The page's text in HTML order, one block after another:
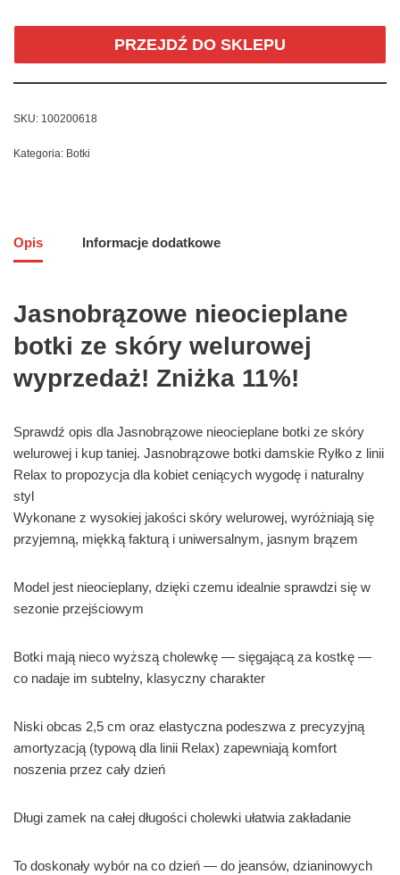
PRZEJDŹ DO SKLEPU
SKU: 100200618
Kategoria: Botki
Opis Informacje dodatkowe
Jasnobrązowe nieocieplane
botki ze skóry welurowej
wyprzedaż! Zniżka 11%!
Sprawdź opis dla Jasnobrązowe nieocieplane botki ze skóry
welurowej i kup taniej. Jasnobrązowe botki damskie Ryłko z linii
Relax to propozycja dla kobiet ceniących wygodę i naturalny
styl
Wykonane z wysokiej jakości skóry welurowej, wyróżniają się
przyjemną, miękką fakturą i uniwersalnym, jasnym brązem
Model jest nieocieplany, dzięki czemu idealnie sprawdzi się w
sezonie przejściowym
Botki mają nieco wyższą cholewkę — sięgającą za kostkę —
co nadaje im subtelny, klasyczny charakter
Niski obcas 2,5 cm oraz elastyczna podeszwa z precyzyjną
amortyzacją (typową dla linii Relax) zapewniają komfort
noszenia przez cały dzień
Długi zamek na całej długości cholewki ułatwia zakładanie
To doskonały wybór na co dzień — do jeansów, dzianinowych